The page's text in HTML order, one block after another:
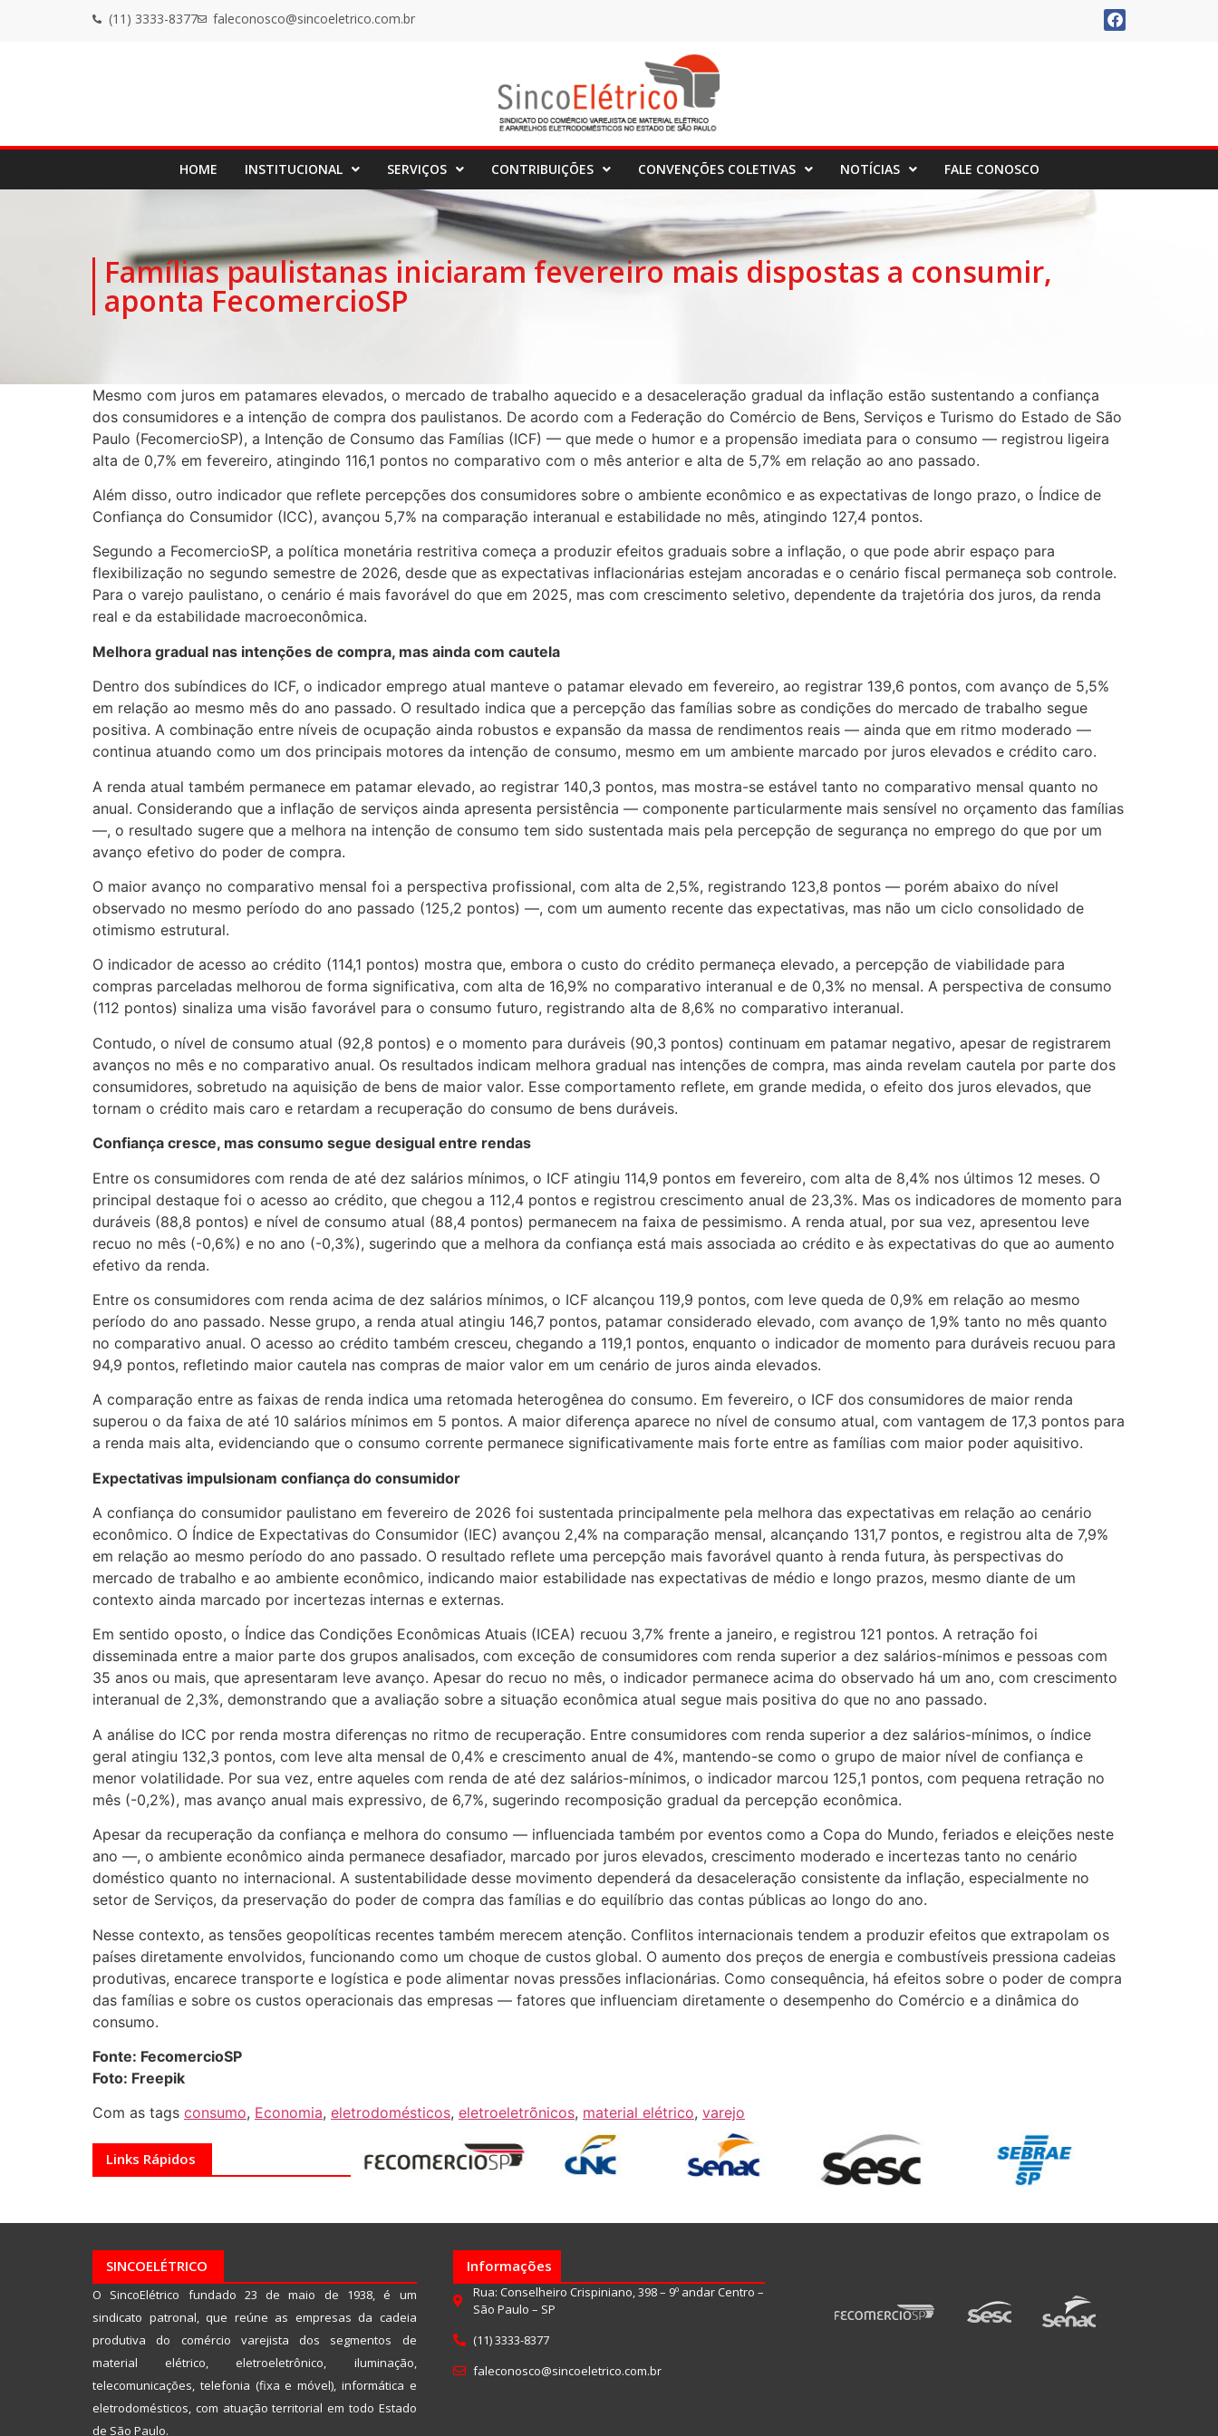
(11) 3333-8377 faleconosco@sincoeletrico.com.br
HOME INSTITUCIONAL SERVIÇOS CONTRIBUIÇÕES CONVENÇÕES COLETIVAS NOTÍCIAS FALE CONOSCO
Famílias paulistanas iniciaram fevereiro mais dispostas a consumir,
aponta FecomercioSP
Mesmo com juros em patamares elevados, o mercado de trabalho aquecido e a desaceleração gradual da inflação estão sustentando a confiança
dos consumidores e a intenção de compra dos paulistanos. De acordo com a Federação do Comércio de Bens, Serviços e Turismo do Estado de São
Paulo (FecomercioSP), a Intenção de Consumo das Famílias (ICF) — que mede o humor e a propensão imediata para o consumo — registrou ligeira
alta de 0,7% em fevereiro, atingindo 116,1 pontos no comparativo com o mês anterior e alta de 5,7% em relação ao ano passado.
Além disso, outro indicador que reflete percepções dos consumidores sobre o ambiente econômico e as expectativas de longo prazo, o Índice de
Confiança do Consumidor (ICC), avançou 5,7% na comparação interanual e estabilidade no mês, atingindo 127,4 pontos.
Segundo a FecomercioSP, a política monetária restritiva começa a produzir efeitos graduais sobre a inflação, o que pode abrir espaço para
flexibilização no segundo semestre de 2026, desde que as expectativas inflacionárias estejam ancoradas e o cenário fiscal permaneça sob controle.
Para o varejo paulistano, o cenário é mais favorável do que em 2025, mas com crescimento seletivo, dependente da trajetória dos juros, da renda
real e da estabilidade macroeconômica.
Melhora gradual nas intenções de compra, mas ainda com cautela
Dentro dos subíndices do ICF, o indicador emprego atual manteve o patamar elevado em fevereiro, ao registrar 139,6 pontos, com avanço de 5,5%
em relação ao mesmo mês do ano passado. O resultado indica que a percepção das famílias sobre as condições do mercado de trabalho segue
positiva. A combinação entre níveis de ocupação ainda robustos e expansão da massa de rendimentos reais — ainda que em ritmo moderado —
continua atuando como um dos principais motores da intenção de consumo, mesmo em um ambiente marcado por juros elevados e crédito caro.
A renda atual também permanece em patamar elevado, ao registrar 140,3 pontos, mas mostra-se estável tanto no comparativo mensal quanto no
anual. Considerando que a inflação de serviços ainda apresenta persistência — componente particularmente mais sensível no orçamento das famílias
—, o resultado sugere que a melhora na intenção de consumo tem sido sustentada mais pela percepção de segurança no emprego do que por um
avanço efetivo do poder de compra.
O maior avanço no comparativo mensal foi a perspectiva profissional, com alta de 2,5%, registrando 123,8 pontos — porém abaixo do nível
observado no mesmo período do ano passado (125,2 pontos) —, com um aumento recente das expectativas, mas não um ciclo consolidado de
otimismo estrutural.
O indicador de acesso ao crédito (114,1 pontos) mostra que, embora o custo do crédito permaneça elevado, a percepção de viabilidade para
compras parceladas melhorou de forma significativa, com alta de 16,9% no comparativo interanual e de 0,3% no mensal. A perspectiva de consumo
(112 pontos) sinaliza uma visão favorável para o consumo futuro, registrando alta de 8,6% no comparativo interanual.
Contudo, o nível de consumo atual (92,8 pontos) e o momento para duráveis (90,3 pontos) continuam em patamar negativo, apesar de registrarem
avanços no mês e no comparativo anual. Os resultados indicam melhora gradual nas intenções de compra, mas ainda revelam cautela por parte dos
consumidores, sobretudo na aquisição de bens de maior valor. Esse comportamento reflete, em grande medida, o efeito dos juros elevados, que
tornam o crédito mais caro e retardam a recuperação do consumo de bens duráveis.
Confiança cresce, mas consumo segue desigual entre rendas
Entre os consumidores com renda de até dez salários mínimos, o ICF atingiu 114,9 pontos em fevereiro, com alta de 8,4% nos últimos 12 meses. O
principal destaque foi o acesso ao crédito, que chegou a 112,4 pontos e registrou crescimento anual de 23,3%. Mas os indicadores de momento para
duráveis (88,8 pontos) e nível de consumo atual (88,4 pontos) permanecem na faixa de pessimismo. A renda atual, por sua vez, apresentou leve
recuo no mês (-0,6%) e no ano (-0,3%), sugerindo que a melhora da confiança está mais associada ao crédito e às expectativas do que ao aumento
efetivo da renda.
Entre os consumidores com renda acima de dez salários mínimos, o ICF alcançou 119,9 pontos, com leve queda de 0,9% em relação ao mesmo
período do ano passado. Nesse grupo, a renda atual atingiu 146,7 pontos, patamar considerado elevado, com avanço de 1,9% tanto no mês quanto
no comparativo anual. O acesso ao crédito também cresceu, chegando a 119,1 pontos, enquanto o indicador de momento para duráveis recuou para
94,9 pontos, refletindo maior cautela nas compras de maior valor em um cenário de juros ainda elevados.
A comparação entre as faixas de renda indica uma retomada heterogênea do consumo. Em fevereiro, o ICF dos consumidores de maior renda
superou o da faixa de até 10 salários mínimos em 5 pontos. A maior diferença aparece no nível de consumo atual, com vantagem de 17,3 pontos para
a renda mais alta, evidenciando que o consumo corrente permanece significativamente mais forte entre as famílias com maior poder aquisitivo.
Expectativas impulsionam confiança do consumidor
A confiança do consumidor paulistano em fevereiro de 2026 foi sustentada principalmente pela melhora das expectativas em relação ao cenário
econômico. O Índice de Expectativas do Consumidor (IEC) avançou 2,4% na comparação mensal, alcançando 131,7 pontos, e registrou alta de 7,9%
em relação ao mesmo período do ano passado. O resultado reflete uma percepção mais favorável quanto à renda futura, às perspectivas do
mercado de trabalho e ao ambiente econômico, indicando maior estabilidade nas expectativas de médio e longo prazos, mesmo diante de um
contexto ainda marcado por incertezas internas e externas.
Em sentido oposto, o Índice das Condições Econômicas Atuais (ICEA) recuou 3,7% frente a janeiro, e registrou 121 pontos. A retração foi
disseminada entre a maior parte dos grupos analisados, com exceção de consumidores com renda superior a dez salários-mínimos e pessoas com
35 anos ou mais, que apresentaram leve avanço. Apesar do recuo no mês, o indicador permanece acima do observado há um ano, com crescimento
interanual de 2,3%, demonstrando que a avaliação sobre a situação econômica atual segue mais positiva do que no ano passado.
A análise do ICC por renda mostra diferenças no ritmo de recuperação. Entre consumidores com renda superior a dez salários-mínimos, o índice
geral atingiu 132,3 pontos, com leve alta mensal de 0,4% e crescimento anual de 4%, mantendo-se como o grupo de maior nível de confiança e
menor volatilidade. Por sua vez, entre aqueles com renda de até dez salários-mínimos, o indicador marcou 125,1 pontos, com pequena retração no
mês (-0,2%), mas avanço anual mais expressivo, de 6,7%, sugerindo recomposição gradual da percepção econômica.
Apesar da recuperação da confiança e melhora do consumo — influenciada também por eventos como a Copa do Mundo, feriados e eleições neste
ano —, o ambiente econômico ainda permanece desafiador, marcado por juros elevados, crescimento moderado e incertezas tanto no cenário
doméstico quanto no internacional. A sustentabilidade desse movimento dependerá da desaceleração consistente da inflação, especialmente no
setor de Serviços, da preservação do poder de compra das famílias e do equilíbrio das contas públicas ao longo do ano.
Nesse contexto, as tensões geopolíticas recentes também merecem atenção. Conflitos internacionais tendem a produzir efeitos que extrapolam os
países diretamente envolvidos, funcionando como um choque de custos global. O aumento dos preços de energia e combustíveis pressiona cadeias
produtivas, encarece transporte e logística e pode alimentar novas pressões inflacionárias. Como consequência, há efeitos sobre o poder de compra
das famílias e sobre os custos operacionais das empresas — fatores que influenciam diretamente o desempenho do Comércio e a dinâmica do
consumo.
Fonte: FecomercioSP
Foto: Freepik
Com as tags consumo, Economia, eletrodomésticos, eletroeletrõnicos, material elétrico, varejo
Links Rápidos
SINCOELÉTRICO
O SincoElétrico fundado 23 de maio de 1938, é um
sindicato patronal, que reúne as empresas da cadeia
produtiva do comércio varejista dos segmentos de
material elétrico, eletroeletrônico, iluminação,
telecomunicações, telefonia (fixa e móvel), informática e
eletrodomésticos, com atuação territorial em todo Estado
de São Paulo.
Informações
Rua: Conselheiro Crispiniano, 398 – 9º andar Centro –
São Paulo – SP
(11) 3333-8377
faleconosco@sincoeletrico.com.br